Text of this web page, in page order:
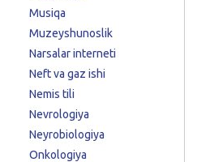
Musiqa
Muzeyshunoslik
Narsalar interneti
Neft va gaz ishi
Nemis tili
Nevrologiya
Neyrobiologiya
Onkologiya